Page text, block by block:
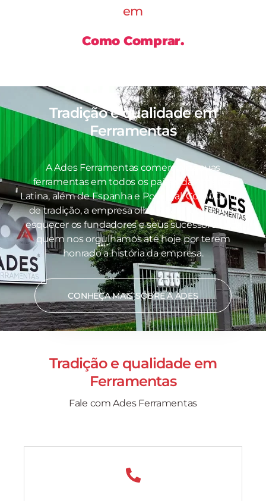
em
Como Comprar.
Tradição e qualidade em
Ferramentas
A Ades Ferramentas comercializa suas
ferramentas em todos os países da América
Latina, além de Espanha e Portugal. Com 70 anos
de tradição, a empresa olha para o futuro sem
esquecer os fundadores e seus sucessores, por
quem nos orgulhamos até hoje por terem
honrado a história da empresa.
CONHEÇA MAIS SOBRE A ADES
Tradição e qualidade em
Ferramentas
Fale com Ades Ferramentas